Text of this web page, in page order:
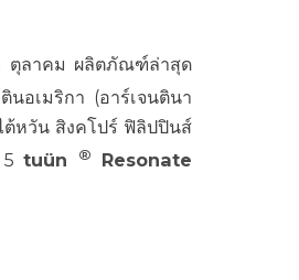
ตุลาคม ผลิตภัณฑ์ล่าสุด
นอเมริกา (อาร์เจนตินา
ต้หวัน สิงคโปร์ ฟิลิปปินส์
5tuün ®
Resonate